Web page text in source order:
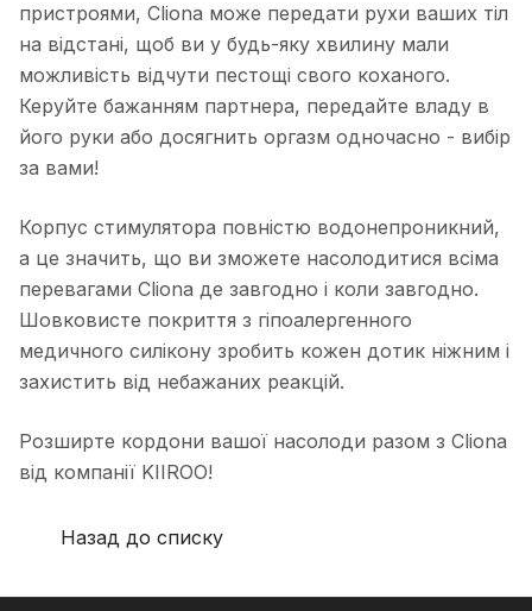
пристроями, Cliona може передати рухи ваших тіл
на відстані, щоб ви у будь-яку хвилину мали
можливість відчути пестощі свого коханого.
Керуйте бажанням партнера, передайте владу в
його руки або досягнить оргазм одночасно - вибір
за вами!
Корпус стимулятора повністю водонепроникний,
а це значить, що ви зможете насолодитися всіма
перевагами Cliona де завгодно і коли завгодно.
Шовковисте покриття з гіпоалергенного
медичного силікону зробить кожен дотик ніжним і
захистить від небажаних реакцій.
Розширте кордони вашої насолоди разом з Cliona
від компанії KIIROO!
Назад до списку